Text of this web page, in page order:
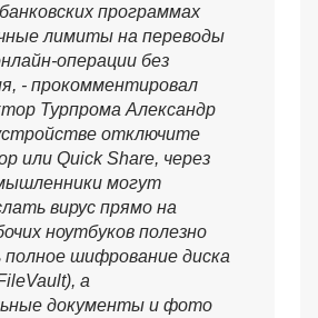
программах
лимиты на переводы
операции без
- прокомментировал
Турпрома Александр
отключите
или Quick Share, через
могут
вирус прямо на
ноутбуков полезно
шифрование диска
а
документы и фото